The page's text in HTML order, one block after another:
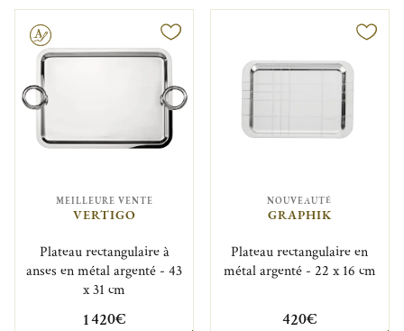
MEILLEURE VENTE
VERTIGO
Plateau rectangulaire à
anses en métal argenté - 43
x 31 cm
1 420€
NOUVEAUTÉ
GRAPHIK
Plateau rectangulaire en
métal argenté - 22 x 16 cm
420€